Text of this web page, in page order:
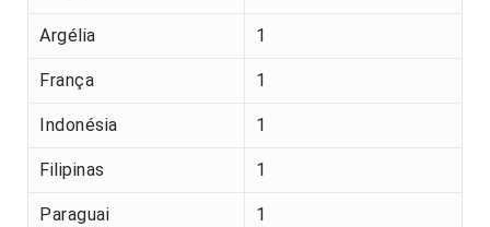
Argélia 1
França 1
Indonésia 1
Filipinas 1
Paraguai 1